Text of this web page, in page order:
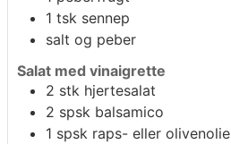
1 tsk sennep
salt og peber
Salat med vinaigrette
2 stk hjertesalat
2 spsk balsamico
1 spsk raps- eller olivenolie